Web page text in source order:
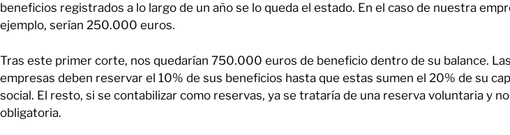
beneficios registrados a lo largo de un año se lo queda el estado. En el caso de nuestra
ejemplo, serían 250.000 euros.
Tras este primer corte, nos quedarían 750.000 euros de beneficio dentro de su balance. Las
empresas deben reservar el 10% de sus beneficios hasta que estas sumen el 20% de su
social. El resto, si se contabilizar como reservas, ya se trataría de una reserva voluntaria y no
obligatoria.